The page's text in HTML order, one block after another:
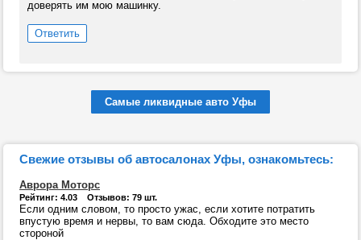
доверять им мою машинку.
Ответить
Самые ликвидные авто Уфы
Свежие отзывы об автосалонах Уфы, ознакомьтесь:
Аврора Моторс
Рейтинг: 4.03 Отзывов: 79 шт.
Если одним словом, то просто ужас, если хотите потратить
впустую время и нервы, то вам сюда. Обходите это место
стороной